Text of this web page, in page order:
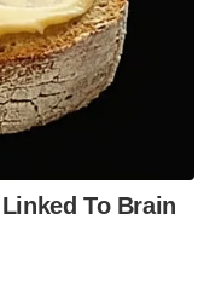
To Brain